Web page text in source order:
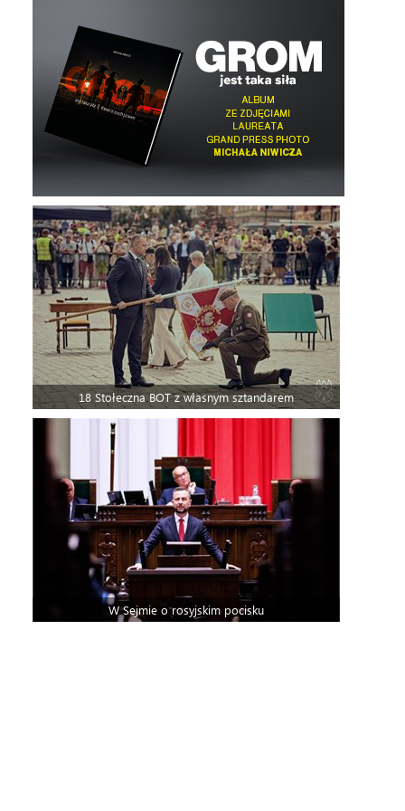
18 Stołeczna BOT z własnym sztandarem
W Sejmie o rosyjskim pocisku